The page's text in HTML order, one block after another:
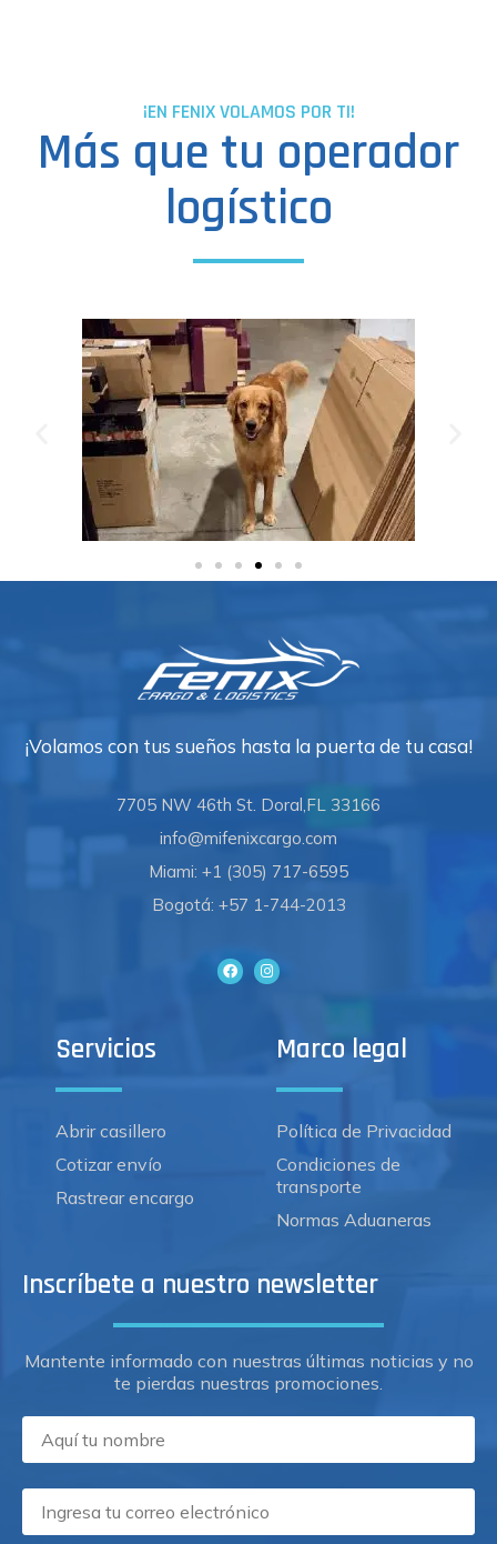
¡EN FENIX VOLAMOS POR TI!
Más que tu operador
logístico
¡Volamos con tus sueños hasta la puerta de tu casa!
7705 NW 46th St. Doral,FL 33166
info@mifenixcargo.com
Miami: +1 (305) 717-6595
Bogotá: +57 1-744-2013
Servicios
Abrir casillero
Cotizar envío
Rastrear encargo
Marco legal
Política de Privacidad
Condiciones de
transporte
Normas Aduaneras
Inscríbete a nuestro newsletter
Mantente informado con nuestras últimas noticias y no
te pierdas nuestras promociones.